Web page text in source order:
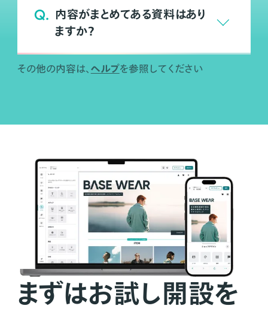
Q. 内容がまとめてある資料はあり
ますか？
その他の内容は、 ヘルプを参照してください
まずはお試し開設を